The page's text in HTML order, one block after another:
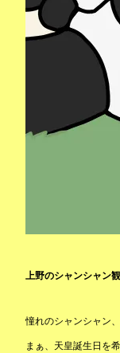
上野のシャンシャン
憧れのシャンシャン
まぁ、天皇誕生日を